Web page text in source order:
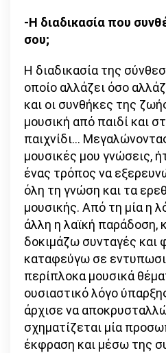
-Η διαδικασία που
σου;
Η διαδικασία της
οποίο αλλάζει όσο
και οι συνθήκες της
μουσική από παιδί και
παιχνίδι…
μουσικές μου γνώσεις,
ένας τρόπος να
όλη τη γνώση και τα
μουσικής. Από τη μία η
άλλη η λαϊκή παράδοση,
δοκιμάζω συνταγές και
καταφεύγω σε
περίπλοκα μουσικά
ουσιαστικό λόγο
άρχισε να
σχηματίζεται μία
έκφραση και μέσω της